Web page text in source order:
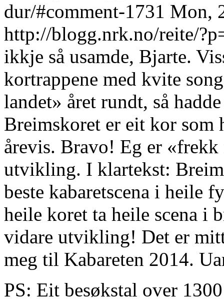
dur/#comment-1731 Mon,
http://blogg.nrk.no/reite/
ikkje så usamde, Bjarte.
kortrappene med kvite
landet» året rundt, så
Breimskoret er eit kor som
årevis. Bravo! Eg er
utvikling. I klartekst:
beste kabaretscena i heile
heile koret ta heile scena i
vidare utvikling! Det er
meg til Kabareten 2014.
PS: Eit besøkstal over